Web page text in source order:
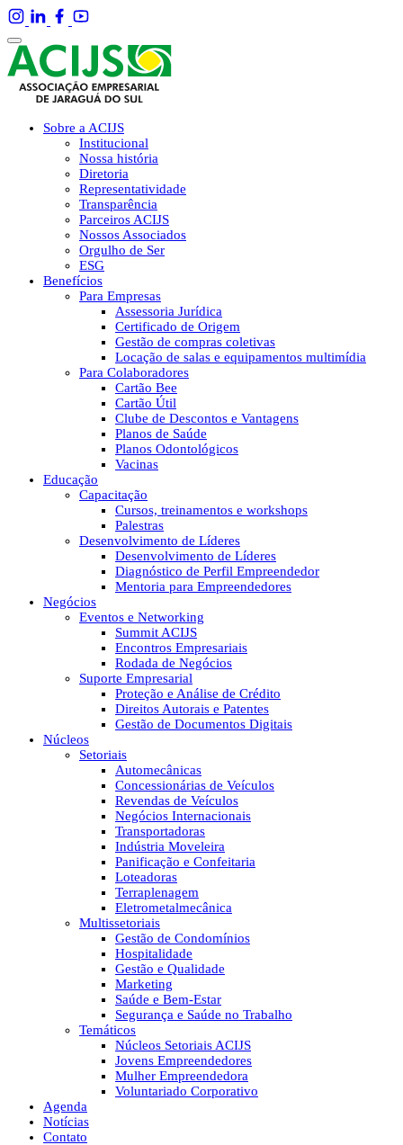
Sobre a ACIJS
Institucional
Nossa história
Diretoria
Representatividade
Transparência
Parceiros ACIJS
Nossos Associados
Orgulho de Ser
ESG
Benefícios
Para Empresas
Assessoria Jurídica
Certificado de Origem
Gestão de compras coletivas
Locação de salas e equipamentos multimídia
Para Colaboradores
Cartão Bee
Cartão Útil
Clube de Descontos e Vantagens
Planos de Saúde
Planos Odontológicos
Vacinas
Educação
Capacitação
Cursos, treinamentos e workshops
Palestras
Desenvolvimento de Líderes
Desenvolvimento de Líderes
Diagnóstico de Perfil Empreendedor
Mentoria para Empreendedores
Negócios
Eventos e Networking
Summit ACIJS
Encontros Empresariais
Rodada de Negócios
Suporte Empresarial
Proteção e Análise de Crédito
Direitos Autorais e Patentes
Gestão de Documentos Digitais
Núcleos
Setoriais
Automecânicas
Concessionárias de Veículos
Revendas de Veículos
Negócios Internacionais
Transportadoras
Indústria Moveleira
Panificação e Confeitaria
Loteadoras
Terraplenagem
Eletrometalmecânica
Multissetoriais
Gestão de Condomínios
Hospitalidade
Gestão e Qualidade
Marketing
Saúde e Bem-Estar
Segurança e Saúde no Trabalho
Temáticos
Núcleos Setoriais ACIJS
Jovens Empreendedores
Mulher Empreendedora
Voluntariado Corporativo
Agenda
Notícias
Contato